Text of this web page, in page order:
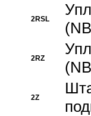
2RSL
2RZ
2Z